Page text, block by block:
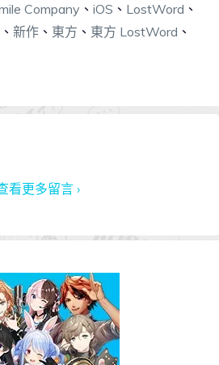
Company 、 iOS 、 LostWord 、
、 新作 、 東方 、 東方 LostWord 、
看更多留言 ›